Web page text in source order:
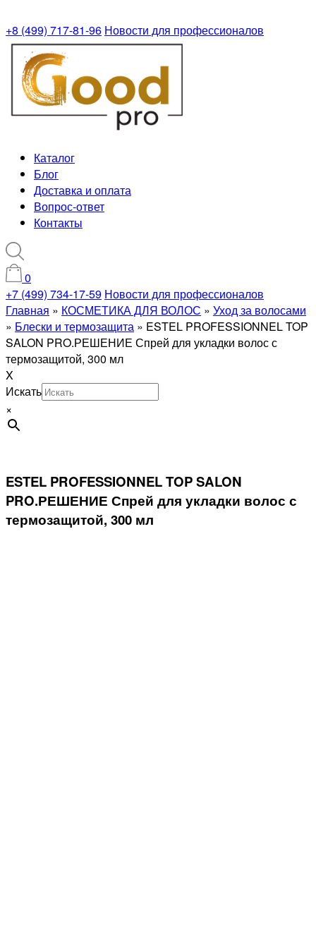
+8 (499) 717-81-96 Новости для профессионалов
Каталог
Блог
Доставка и оплата
Вопрос-ответ
Контакты
0
+7 (499) 734-17-59 Новости для профессионалов
Главная » КОСМЕТИКА ДЛЯ ВОЛОС » Уход за волосами
» Блески и термозащита » ESTEL PROFESSIONNEL TOP
SALON PRO.РЕШЕНИЕ Спрей для укладки волос с
термозащитой, 300 мл
X
Искать
×
ESTEL PROFESSIONNEL TOP SALON
PRO.РЕШЕНИЕ Спрей для укладки волос с
термозащитой, 300 мл